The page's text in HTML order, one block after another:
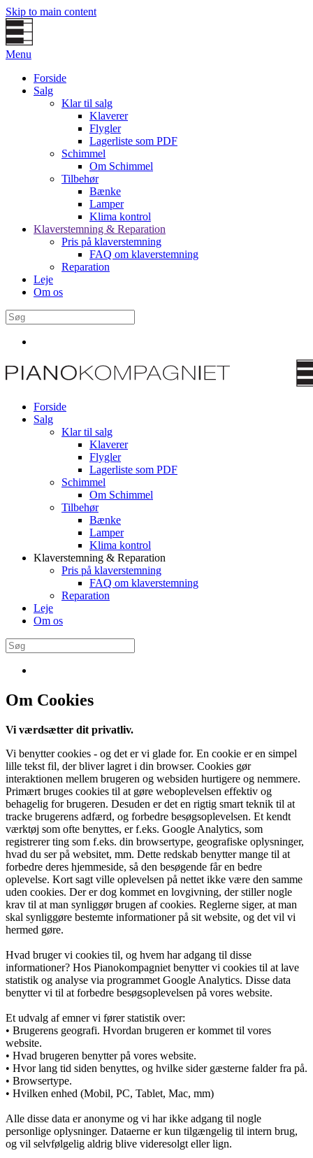
Skip to main content
Menu
Forside
Salg
Klar til salg
Klaverer
Flygler
Lagerliste som PDF
Schimmel
Om Schimmel
Tilbehør
Bænke
Lamper
Klima kontrol
Klaverstemning & Reparation
Pris på klaverstemning
FAQ om klaverstemning
Reparation
Leje
Om os
Forside
Salg
Klar til salg
Klaverer
Flygler
Lagerliste som PDF
Schimmel
Om Schimmel
Tilbehør
Bænke
Lamper
Klima kontrol
Klaverstemning & Reparation
Pris på klaverstemning
FAQ om klaverstemning
Reparation
Leje
Om os
Om Cookies
Vi værdsætter dit privatliv.
Vi benytter cookies - og det er vi glade for. En cookie er en simpel
lille tekst fil, der bliver lagret i din browser. Cookies gør
interaktionen mellem brugeren og websiden hurtigere og nemmere.
Primært bruges cookies til at gøre weboplevelsen effektiv og
behagelig for brugeren. Desuden er det en rigtig smart teknik til at
tracke brugerens adfærd, og forbedre besøgsoplevelsen. Et kendt
værktøj som ofte benyttes, er f.eks. Google Analytics, som
registrerer ting som f.eks. din browsertype, geografiske oplysninger,
hvad du ser på websitet, mm. Dette redskab benytter mange til at
forbedre deres hjemmeside, så den besøgende får en bedre
oplevelse. Kort sagt ville oplevelsen på nettet ikke være den samme
uden cookies. Der er dog kommet en lovgivning, der stiller nogle
krav til at man synliggør brugen af cookies. Reglerne siger, at man
skal synliggøre bestemte informationer på sit website, og det vil vi
hermed gøre.
Hvad bruger vi cookies til, og hvem har adgang til disse
informationer? Hos Pianokompagniet benytter vi cookies til at lave
statistik og analyse via programmet Google Analytics. Disse data
benytter vi til at forbedre besøgsoplevelsen på vores website.
Et udvalg af emner vi fører statistik over:
• Brugerens geografi. Hvordan brugeren er kommet til vores
website.
• Hvad brugeren benytter på vores website.
• Hvor lang tid siden benyttes, og hvilke sider gæsterne falder fra på.
• Browsertype.
• Hvilken enhed (Mobil, PC, Tablet, Mac, mm)
Alle disse data er anonyme og vi har ikke adgang til nogle
personlige oplysninger. Dataerne er kun tilgængelig til intern brug,
og vil selvfølgelig aldrig blive videresolgt eller lign.